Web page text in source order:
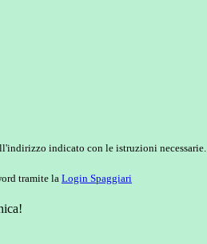
indicato con le istruzioni necessarie.
tramite la Login Spaggiari